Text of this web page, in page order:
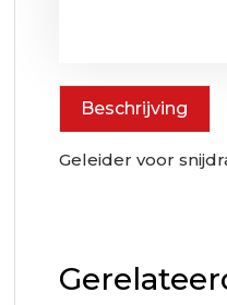
Beschrijving
Geleider voor